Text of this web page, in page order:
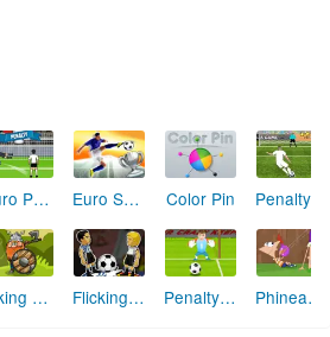
Euro Penalty 2016 Euro Soccer Sprint Color Pin
Viking Workout Flicking Soccer Penalty Superstar Phineas and Ferb Summer Soakers